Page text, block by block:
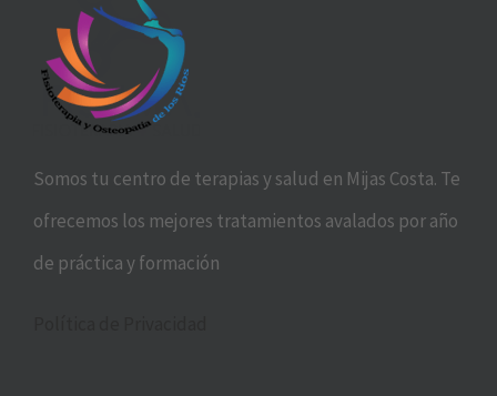
Somos tu centro de terapias y salud en Mijas Costa. Te
ofrecemos los mejores tratamientos avalados por año
de práctica y formación